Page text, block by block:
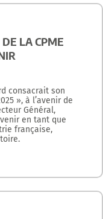
LA CPME
consacrait son
», à l’avenir de
Général,
en tant que
française,